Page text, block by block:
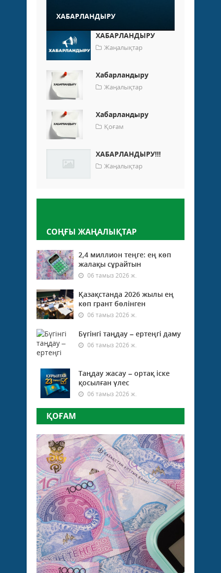
ХАБАРЛАНДЫРУ
ХАБАРЛАНДЫРУ
Жаңалықтар
Хабарландыру
Жаңалықтар
Хабарландыру
Қоғам
ХАБАРЛАНДЫРУ!!!
Жаңалықтар
СОҢҒЫ ЖАҢАЛЫҚТАР
2,4 миллион теңге: ең көп
жалақы сұрайтын
06 тамыз 2026 ж.
Қазақстанда 2026 жылы ең
көп грант бөлінген
06 тамыз 2026 ж.
Бүгінгі таңдау – ертеңгі даму
06 тамыз 2026 ж.
Таңдау жасау – ортақ іске
қосылған үлес
06 тамыз 2026 ж.
ҚОҒАМ